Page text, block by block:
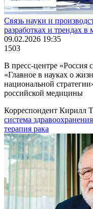
Связь науки и
разработках и трендах в
09.02.2026 19:35
1503
В пресс-центре «Россия
«Главное в науках о
национальной
российской медицины
Корреспондент Кирилл
система здравоохранения
терапия рака